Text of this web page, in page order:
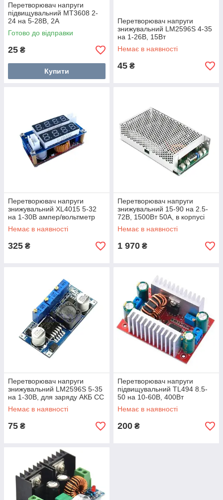
Перетворювач напруги
підвищувальний MT3608 2-
24 на 5-28В, 2А
Готово до відправки
25 ₴
Купити
Перетворювач напруги
знижувальний LM2596S 4-35
на 1-26В, 15Вт
Немає в наявності
45 ₴
Перетворювач напруги
знижувальний XL4015 5-32
на 1-30В ампер/вольтметр
Немає в наявності
325 ₴
Перетворювач напруги
знижувальний 15-90 на 2.5-
72В, 1500Вт 50А, в корпусі
Немає в наявності
1 970 ₴
Перетворювач напруги
знижувальний LM2596S 5-35
на 1-30В, для заряду АКБ CC
CV
Немає в наявності
75 ₴
Перетворювач напруги
підвищувальний TL494 8.5-
50 на 10-60В, 400Вт
Немає в наявності
200 ₴